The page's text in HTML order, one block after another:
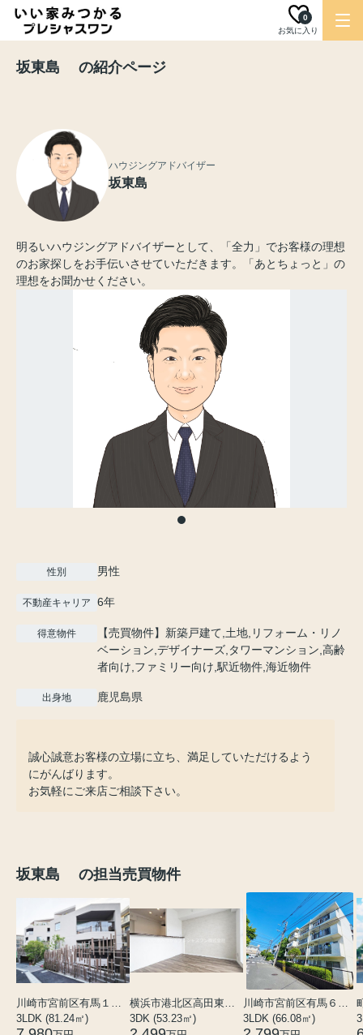
お気に入り
0
坂東島 の紹介ページ
ハウジングアドバイザー
坂東島
明るいハウジングアドバイザーとして、「全力」でお客様の理想
のお家探しをお手伝いさせていただきます。「あとちょっと」の
理想をお聞かせください。
性別 男性
不動産キャリア 6年
得意物件
【売買物件】新築戸建て,土地,リフォーム・リノ
ベーション,デザイナーズ,タワーマンション,高齢
者向け,ファミリー向け,駅近物件,海近物件
出身地 鹿児島県
誠心誠意お客様の立場に立ち、満足していただけるよう
にがんばります。
お気軽にご来店ご相談下さい。
坂東島 の担当売買物件
3LDK (81.24㎡)
3DK (53.23㎡)
3LDK (66.08㎡)